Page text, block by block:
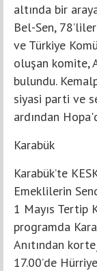
altında bir
Bel-Sen,
ve Türkiye
oluşan komite,
bulundu.
siyasi parti ve
ardından
Karabük
Karabük’te
Emeklilerin
1 Mayıs Tertip
programda
Anıtından
17.00’de